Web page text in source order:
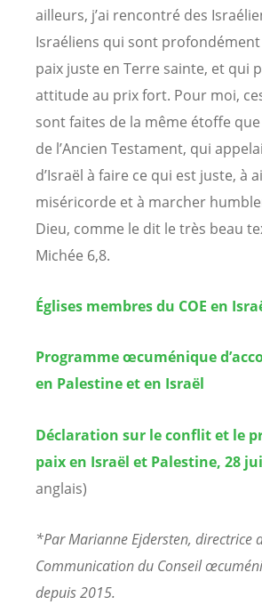
ailleurs, j’ai rencontré des
Israéliens qui sont
paix juste en Terre sainte, et qui
attitude au prix fort. Pour moi,
sont faites de la même étoffe
de l’Ancien Testament, qui
d’Israël à faire ce qui est juste, à
miséricorde et à marcher
Dieu, comme le dit le très beau
Michée 6,8.
Églises membres du COE en
Programme œcuménique
en Palestine et en Israël
Déclaration sur le conflit et le
paix en Israël et Palestine, 28
anglais)
*Par Marianne Ejdersten, directrice
Communication du Conseil
depuis 2015.